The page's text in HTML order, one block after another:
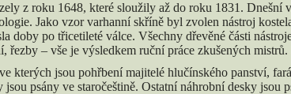
z roku 1648, které sloužily až do roku 1831.
Jako vzor varhanní skříně byl zvolen nástroj
doby po třicetileté válce. Všechny dřevěné části
řezby – vše je výsledkem ruční práce zkušených
kterých jsou pohřbení majitelé hlučínského panství,
psány ve staročeštině. Ostatní náhrobní desky jsou